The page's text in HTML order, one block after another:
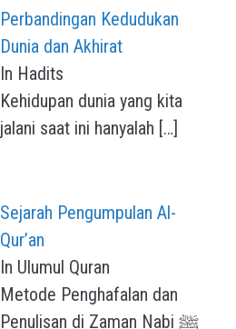
Perbandingan Kedudukan
Dunia dan Akhirat
In Hadits
Kehidupan dunia yang kita
jalani saat ini hanyalah […]
Sejarah Pengumpulan Al-
Qur’an
In Ulumul Quran
Metode Penghafalan dan
Penulisan di Zaman Nabi ﷺ